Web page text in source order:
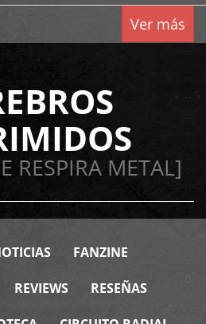
Ver más
RESPIRA METAL]
FANZINE
REVIEWS RESEÑAS